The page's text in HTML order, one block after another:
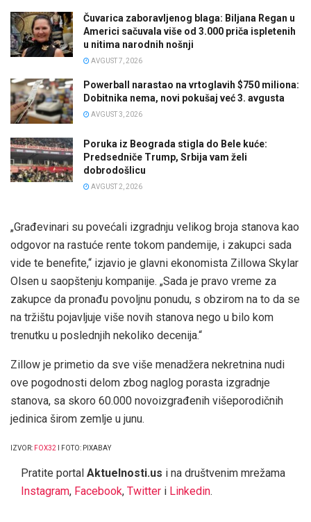
Čuvarica zaboravljenog blaga: Biljana Regan u
Americi sačuvala više od 3.000 priča ispletenih
u nitima narodnih nošnji
AVGUST 7, 2026
Powerball narastao na vrtoglavih $750 miliona:
Dobitnika nema, novi pokušaj već 3. avgusta
AVGUST 3, 2026
Poruka iz Beograda stigla do Bele kuće:
Predsedniče Trump, Srbija vam želi
dobrodošlicu
AVGUST 2, 2026
„Građevinari su povećali izgradnju velikog broja stanova kao
odgovor na rastuće rente tokom pandemije, i zakupci sada
vide te benefite,“ izjavio je glavni ekonomista Zillowa Skylar
Olsen u saopštenju kompanije. „Sada je pravo vreme za
zakupce da pronađu povoljnu ponudu, s obzirom na to da se
na tržištu pojavljuje više novih stanova nego u bilo kom
trenutku u poslednjih nekoliko decenija.“
Zillow je primetio da sve više menadžera nekretnina nudi
ove pogodnosti delom zbog naglog porasta izgradnje
stanova, sa skoro 60.000 novoizgrađenih višeporodičnih
jedinica širom zemlje u junu.
IZVOR: FOX32 I FOTO: PIXABAY
Pratite portal Aktuelnosti.us i na društvenim mrežama
Instagram, Facebook, Twitter i Linkedin.